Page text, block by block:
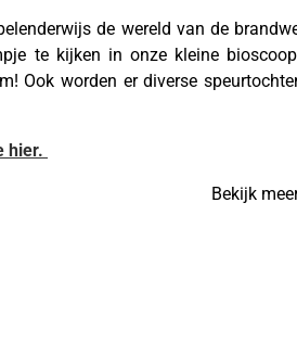
de wereld van de
te kijken in onze kleine
Ook worden er diverse
hier.
Bekijk